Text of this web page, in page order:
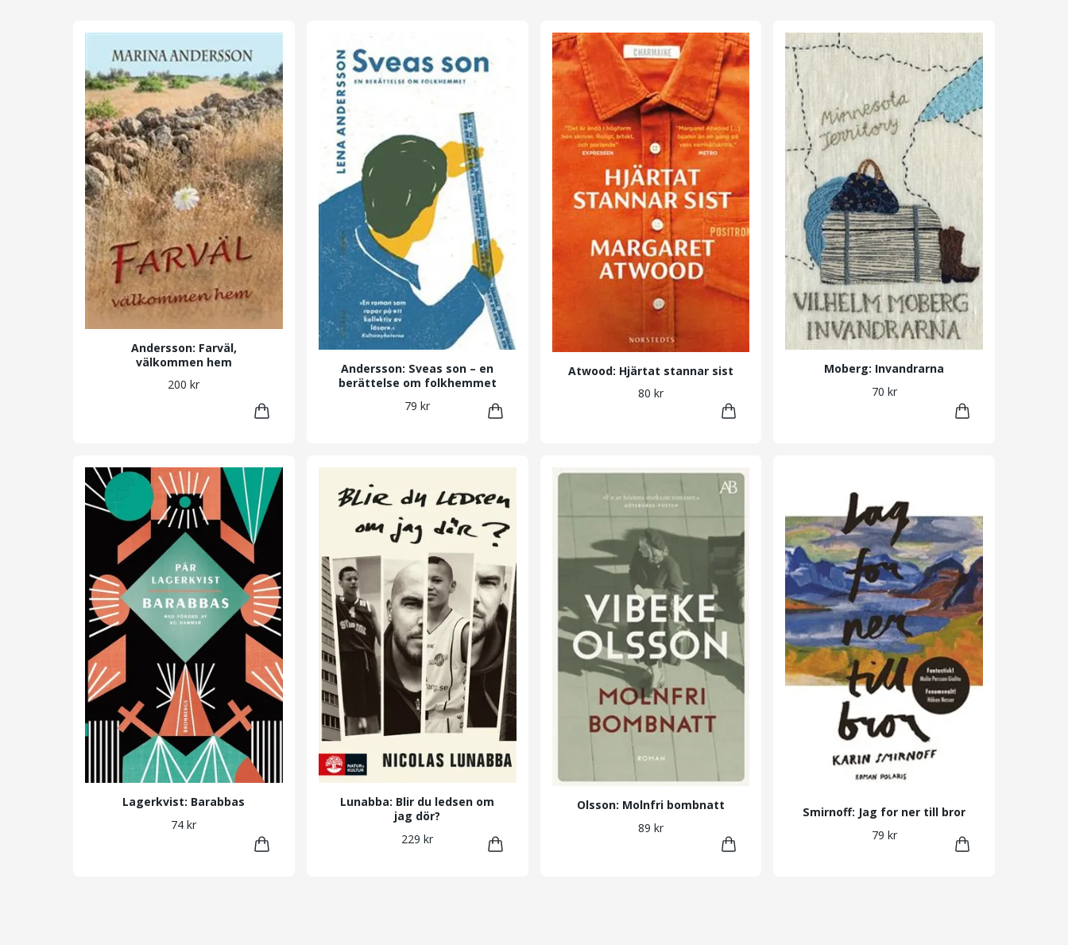
Andersson: Farväl,
välkommen hem
200 kr
Andersson: Sveas son – en
berättelse om folkhemmet
79 kr
Atwood: Hjärtat stannar sist
80 kr
Moberg: Invandrarna
70 kr
Lagerkvist: Barabbas
74 kr
Lunabba: Blir du ledsen om
jag dör?
229 kr
Olsson: Molnfri bombnatt
89 kr
Smirnoff: Jag for ner till bror
79 kr